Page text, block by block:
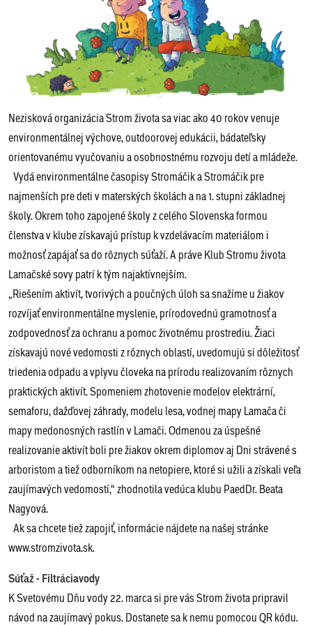
Nezisková organizácia Strom života sa viac ako 40 rokov venuje
environmentálnej výchove, outdoorovej edukácii, bádateľsky
orientovanému vyučovaniu a osobnostnému rozvoju detí a mládeže.
Vydá environmentálne časopisy Stromáčik a Stromáčik pre
najmenších pre deti v materských školách a na 1. stupni základnej
školy. Okrem toho zapojené školy z celého Slovenska formou
členstva v klube získavajú prístup k vzdelávacím materiálom i
možnosť zapájať sa do rôznych súťaží. A práve Klub Stromu života
Lamačské sovy patrí k tým najaktívnejším.
„Riešením aktivít, tvorivých a poučných úloh sa snažíme u žiakov
rozvíjať environmentálne myslenie, prírodovednú gramotnosť a
zodpovednosť za ochranu a pomoc životnému prostrediu. Žiaci
získavajú nové vedomosti z rôznych oblastí, uvedomujú si dôležitosť
triedenia odpadu a vplyvu človeka na prírodu realizovaním rôznych
praktických aktivít. Spomeniem zhotovenie modelov elektrární,
semaforu, dažďovej záhrady, modelu lesa, vodnej mapy Lamača či
mapy medonosných rastlín v Lamači. Odmenou za úspešné
realizovanie aktivít boli pre žiakov okrem diplomov aj Dni strávené s
arboristom a tiež odborníkom na netopiere, ktoré si užili a získali veľa
zaujímavých vedomostí,“ zhodnotila vedúca klubu PaedDr. Beata
Nagyová.
Ak sa chcete tiež zapojiť, informácie nájdete na našej stránke
www.stromzivota.sk.
Súťaž - Filtráciavody
K Svetovému Dňu vody 22. marca si pre vás Strom života pripravil
návod na zaujímavý pokus. Dostanete sa k nemu pomocou QR kódu.